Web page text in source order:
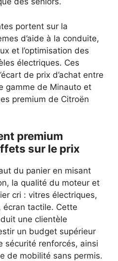
portent sur la
d’aide à la conduite,
et l’optimisation des
électriques. Ces
de prix d’achat entre
gamme de Minauto et
premium de Citroën
premium
sur le prix
du panier en misant
la qualité du moteur et
cri : vitres électriques,
écran tactile. Cette
une clientèle
un budget supérieur
sécurité renforcés, ainsi
de mobilité sans permis.